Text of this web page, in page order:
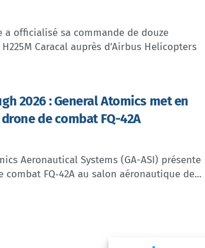
a officialisé sa commande de douze
Caracal auprès d’Airbus Helicopters
2026 : General Atomics met en
de combat FQ-42A
Aeronautical Systems (GA-ASI) présente
combat FQ‑42A au salon aéronautique de...